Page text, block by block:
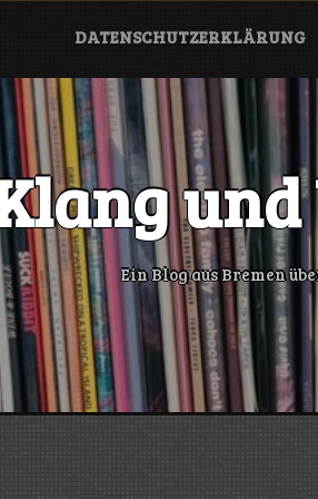
DATENSCHUTZERKLÄRUNG
Ein Blog aus Bremen